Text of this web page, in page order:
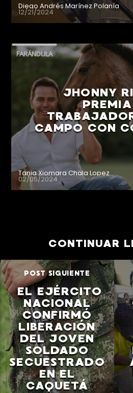
Diego Andrés Marínez Polanía
12/21/2024
FARÁNDULA
JHONNY
CAMPO CON
Tania Xiomara Chala Lopez
02/05/2024
CONTINUAR
POST SIGUIENTE
EL EJÉRCITO
NACIONAL
CONFIRMÓ
LIBERACIÓN
DEL JOVEN
SOLDADO
SECUESTRADO
EN EL
CAQUETÁ